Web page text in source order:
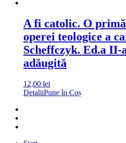
A fi catolic. O
operei teologice a
Scheffczyk. Ed.a II-
adăugită
12,00 lei
DetaliiPune în Coș